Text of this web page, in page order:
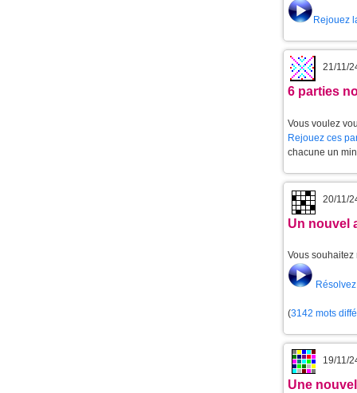
Rejouez
21/11/
6 parties
Vous voulez
Rejouez ces
chacune un
20/11/
Un nouvel
Vous souhaitez
(3142 mots
19/11/
Une